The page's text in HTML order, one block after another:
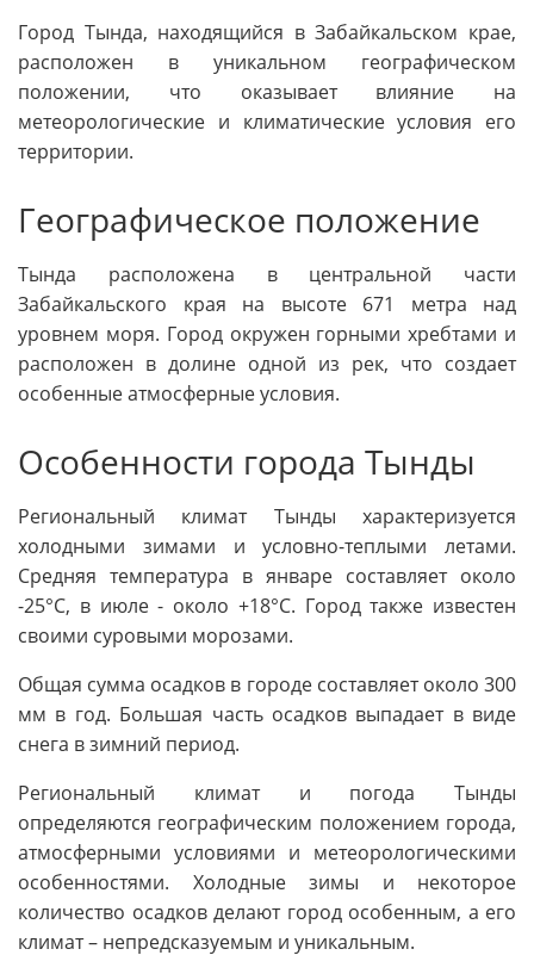
Город Тында, находящийся в Забайкальском крае,
расположен в уникальном географическом
положении, что оказывает влияние на
метеорологические и климатические условия его
территории.
Географическое положение
Тында расположена в центральной части
Забайкальского края на высоте 671 метра над
уровнем моря. Город окружен горными хребтами и
расположен в долине одной из рек, что создает
особенные атмосферные условия.
Особенности города Тынды
Региональный климат Тынды характеризуется
холодными зимами и условно-теплыми летами.
Средняя температура в январе составляет около
-25°C, в июле - около +18°C. Город также известен
своими суровыми морозами.
Общая сумма осадков в городе составляет около 300
мм в год. Большая часть осадков выпадает в виде
снега в зимний период.
Региональный климат и погода Тынды
определяются географическим положением города,
атмосферными условиями и метеорологическими
особенностями. Холодные зимы и некоторое
количество осадков делают город особенным, а его
климат – непредсказуемым и уникальным.